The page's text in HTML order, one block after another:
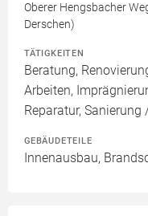
Oberer Hengsbacher
Derschen)
TÄTIGKEITEN
Beratung,
Arbeiten,
Reparatur, Sanierung
GEBÄUDETEILE
Innenausbau,